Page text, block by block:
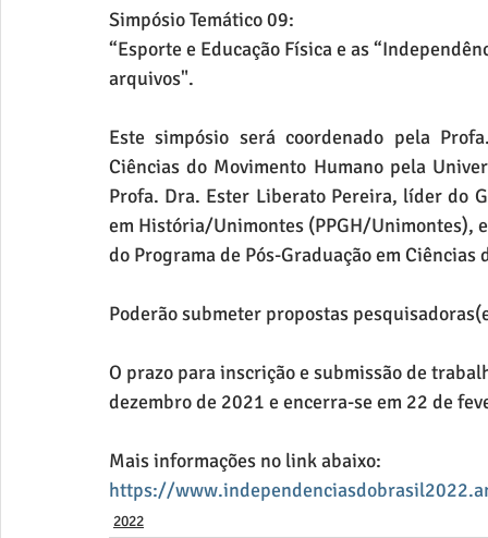
Simpósio Temático 09:
“Esporte e Educação Física e as
arquivos".
Este simpósio será coordenado pela
Ciências do Movimento Humano pela
Profa. Dra. Ester Liberato Pereira, líder do
em História/Unimontes (PPGH/Unimontes),
do Programa de Pós-Graduação em
Poderão submeter propostas
O prazo para inscrição e submissão de
dezembro de 2021 e encerra-se em 22 de
Mais informações no link abaixo:
https://
2022